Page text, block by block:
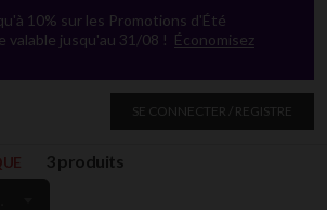
10% sur les Promotions d'Été
valable jusqu'au 31/08 ! Économisez
SE CONNECTER / REGISTRE
3 produits